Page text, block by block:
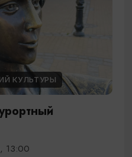
КУЛЬТУРЫ
13:00